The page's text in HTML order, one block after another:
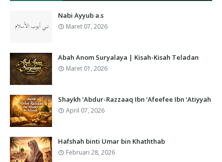
Nabi Ayyub a.s
Maret 07, 2026
Abah Anom Suryalaya | Kisah-Kisah Teladan
Maret 01, 2026
Shaykh ‘Abdur-Razzaaq Ibn ‘Afeefee Ibn ‘Atiyyah
April 07, 2026
Hafshah binti Umar bin Khaththab
Februari 28, 2026